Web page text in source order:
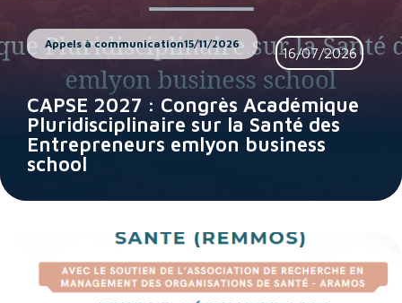
Appels à communication15/11/2026
16/07/2026
CAPSE 2027 : Congrès Académique
Pluridisciplinaire sur la Santé des
Entrepreneurs emlyon business
school